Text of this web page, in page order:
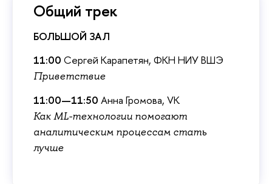
Общий трек
БОЛЬШОЙ ЗАЛ
11:00 Сергей Карапетян, ФКН НИУ ВШЭ
Приветствие
11:00—11:50 Анна Громова, VK
Как ML-технологии помогают
аналитическим процессам стать
лучше